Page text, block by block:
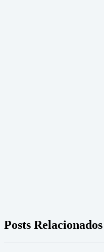
Posts Relacionados